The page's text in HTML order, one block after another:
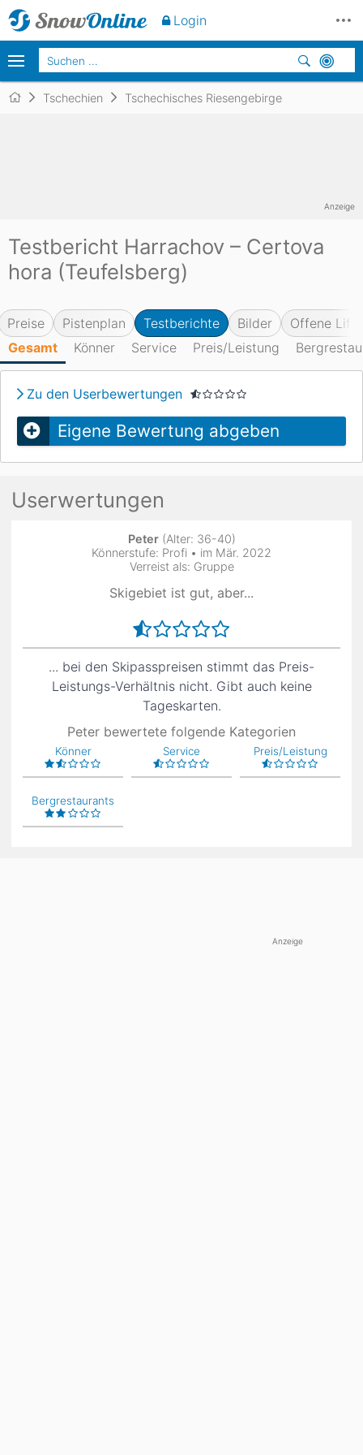
Tschechien Tschechisches Riesengebirge
Testbericht Harrachov – Certova
hora (Teufelsberg)
Preise Pistenplan Testberichte Bilder
Offene
Gesamt
Könner Service Preis/Leistung
Zu den Userbewertungen
Eigene Bewertung abgeben
Userwertungen
Peter(Alter: 36-40)
Könnerstufe: Profi • im Mär. 2022
Verreist als: Gruppe
Skigebiet ist gut, aber...
... bei den Skipasspreisen stimmt das Preis-
Leistungs-Verhältnis nicht. Gibt auch keine
Tageskarten.
Peter bewertete folgende Kategorien
Könner Service Preis/Leistung
Bergrestaurants
Anzeige
Anzeige
Login